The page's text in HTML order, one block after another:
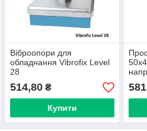
Віброопори для
обладнання Vibrofix Level
28
514,80₴
Купити